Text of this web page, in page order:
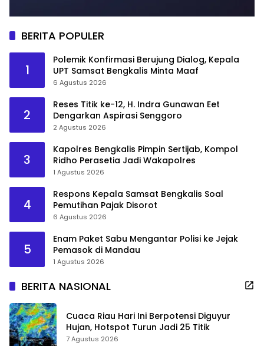
BERITA POPULER
1
Polemik Konfirmasi Berujung Dialog, Kepala
UPT Samsat Bengkalis Minta Maaf
6 Agustus 2026
2
Reses Titik ke-12, H. Indra Gunawan Eet
Dengarkan Aspirasi Senggoro
2 Agustus 2026
3
Kapolres Bengkalis Pimpin Sertijab, Kompol
Ridho Perasetia Jadi Wakapolres
1 Agustus 2026
4
Respons Kepala Samsat Bengkalis Soal
Pemutihan Pajak Disorot
6 Agustus 2026
5
Enam Paket Sabu Mengantar Polisi ke Jejak
Pemasok di Mandau
1 Agustus 2026
BERITA NASIONAL
Cuaca Riau Hari Ini Berpotensi Diguyur
Hujan, Hotspot Turun Jadi 25 Titik
7 Agustus 2026